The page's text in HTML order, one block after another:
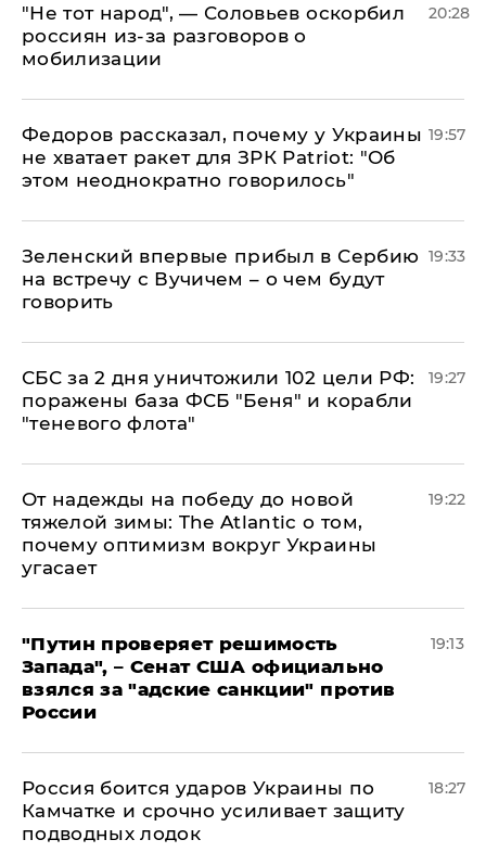
​"Не тот народ", — Соловьев оскорбил
россиян из-за разговоров о
мобилизации
20:28
Федоров рассказал, почему у Украины
не хватает ракет для ЗРК Patriot: "Об
этом неоднократно говорилось"
19:57
Зеленский впервые прибыл в Сербию
на встречу с Вучичем – о чем будут
говорить
19:33
СБС за 2 дня уничтожили 102 цели РФ:
поражены база ФСБ "Беня" и корабли
"теневого флота"
19:27
От надежды на победу до новой
тяжелой зимы: The Atlantic о том,
почему оптимизм вокруг Украины
угасает
19:22
"Путин проверяет решимость
Запада", – Сенат США официально
взялся за "адские санкции" против
России
19:13
Россия боится ударов Украины по
Камчатке и срочно усиливает защиту
подводных лодок
18:27